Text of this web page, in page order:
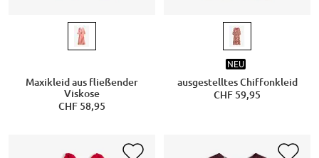
Maxikleid aus fließender
Viskose
CHF 58,95
NEU
ausgestelltes Chiffonkleid
CHF 59,95